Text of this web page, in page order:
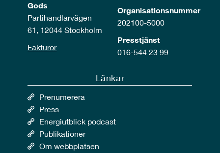
Gods
Partihandlarvägen
61, 12044 Stockholm
Fakturor
Organisationsnummer
202100-5000
Presstjänst
016-544 23 99
Länkar
Prenumerera
Press
Energiutblick podcast
Publikationer
Om webbplatsen